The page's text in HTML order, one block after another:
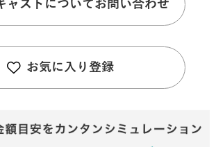
ャストについてお問い合わせ
お気に入り登録